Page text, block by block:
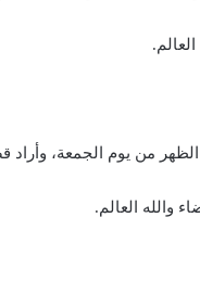
والله العالم.